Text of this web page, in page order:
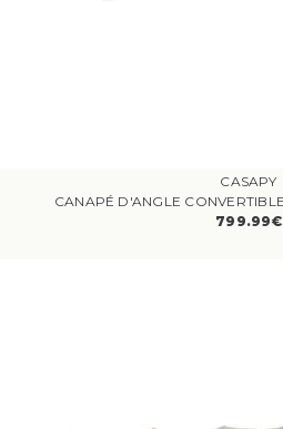
CASAPY
799.99€